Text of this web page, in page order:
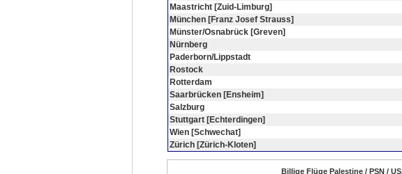
Maastricht [Zuid-Limburg]
München [Franz Josef Strauss]
Münster/Osnabrück [Greven]
Nürnberg
Paderborn/Lippstadt
Rostock
Rotterdam
Saarbrücken [Ensheim]
Salzburg
Stuttgart [Echterdingen]
Wien [Schwechat]
Zürich [Zürich-Kloten]
Billige Flüge Palestine / PSN /